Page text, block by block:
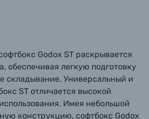
Godox ST раскрывается
обеспечивая легкую подготовку
складывание. Универсальный и
ST отличается высокой
Имея небольшой
конструкцию, софтбокс Godox